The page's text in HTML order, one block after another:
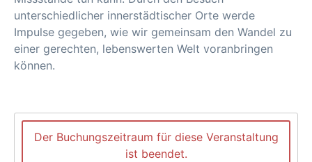
unterschiedlicher innerstädtischer Orte werde
Impulse gegeben, wie wir gemeinsam den Wandel zu
einer gerechten, lebenswerten Welt voranbringen
können.
Der Buchungszeitraum für diese Veranstaltung
ist beendet.